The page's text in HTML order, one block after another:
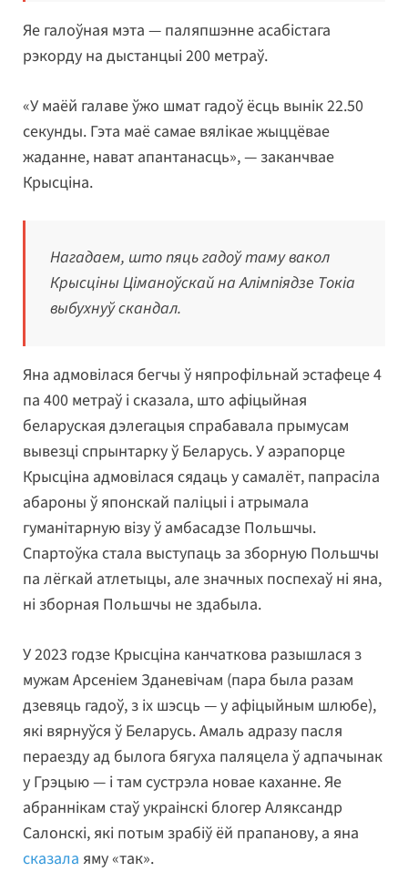
Яе галоўная мэта — паляпшэнне асабістага
рэкорду на дыстанцыі 200 метраў.
«У маёй галаве ўжо шмат гадоў ёсць вынік 22.50
секунды. Гэта маё самае вялікае жыццёвае
жаданне, нават апантанасць», — заканчвае
Крысціна.
Нагадаем, што пяць гадоў таму вакол
Крысціны Ціманоўскай на Алімпіядзе Токіа
выбухнуў скандал.
Яна адмовілася бегчы ў няпрофільнай эстафеце 4
па 400 метраў і сказала, што афіцыйная
беларуская дэлегацыя спрабавала прымусам
вывезці спрынтарку ў Беларусь. У аэрапорце
Крысціна адмовілася сядаць у самалёт, папрасіла
абароны ў японскай паліцыі і атрымала
гуманітарную візу ў амбасадзе Польшчы.
Спартоўка стала выступаць за зборную Польшчы
па лёгкай атлетыцы, але значных поспехаў ні яна,
ні зборная Польшчы не здабыла.
У 2023 годзе Крысціна канчаткова разышлася з
мужам Арсеніем Зданевічам (пара была разам
дзевяць гадоў, з іх шэсць — у афіцыйным шлюбе),
які вярнуўся ў Беларусь. Амаль адразу пасля
пераезду ад былога бягуха паляцела ў адпачынак
у Грэцыю — і там сустрэла новае каханне. Яе
абраннікам стаў украінскі блогер Аляксандр
Салонскі, які потым зрабіў ёй прапанову, а яна
сказала яму «так».